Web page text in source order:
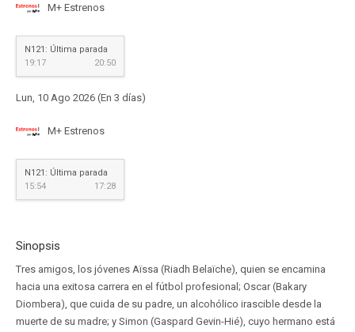
M+ Estrenos
N121: Última parada
19:17
20:50
Lun, 10 Ago 2026 (En 3 días)
M+ Estrenos
N121: Última parada
15:54
17:28
Sinopsis
Tres amigos, los jóvenes Aïssa (Riadh Belaïche), quien se encamina
hacia una exitosa carrera en el fútbol profesional; Oscar (Bakary
Diombera), que cuida de su padre, un alcohólico irascible desde la
muerte de su madre; y Simon (Gaspard Gevin-Hié), cuyo hermano está